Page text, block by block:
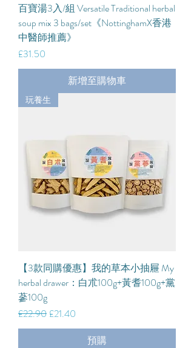
百寶湯3入/組 Versatile Traditional herbal
soup mix 3 bags/set《NottinghamX香港
中醫師推薦》
價格
£31.50
新增至購物車
玩養生
【3款同購優惠】我的草本小抽屜 My
herbal drawer：白朮100g+黃耆100g+黨
蔘100g
一般價格
£22.90 促銷價格
£21.40
預購